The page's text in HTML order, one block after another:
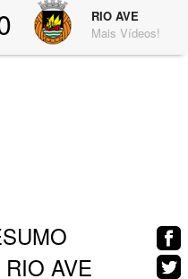
RIO AVE
Mais Vídeos!
AVE